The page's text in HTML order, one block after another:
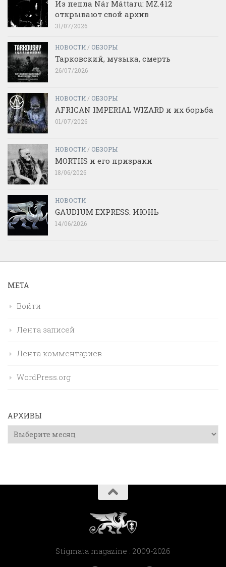
Из пепла Nár Máttaru: MZ.412
открывают свой архив
31/07/2026
НОВОСТИ/ ОБЗОРЫ
Тарковский, музыка, смерть
26/07/2026
НОВОСТИ/ ОБЗОРЫ
AFRICAN IMPERIAL WIZARD и их борьба
01/07/2026
НОВОСТИ/ ОБЗОРЫ
MORTIIS и его призраки
18/06/2026
НОВОСТИ
GAUDIUM EXPRESS: ИЮНЬ
14/06/2026
МЕТА
Войти
Лента записей
Лента комментариев
WordPress.org
АРХИВЫ
Архивы
Stigmata magazine : 2009-2026